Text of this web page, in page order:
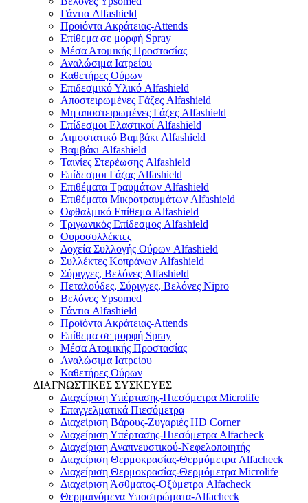
Γάντια Alfashield
Προϊόντα Ακράτειας-Attends
Επίθεμα σε μορφή Spray
Μέσα Ατομικής Προστασίας
Αναλώσιμα Ιατρείου
Καθετήρες Ούρων
Επιδεσμικό Υλικό Alfashield
Αποστειρωμένες Γάζες Alfashield
Μη αποστειρωμένες Γάζες Alfashield
Επίδεσμοι Ελαστικοί Alfashield
Αιμοστατικό Βαμβάκι Alfashield
Βαμβάκι Alfashield
Ταινίες Στερέωσης Alfashield
Επίδεσμοι Γάζας Alfashield
Επιθέματα Τραυμάτων Alfashield
Επιθέματα Μικροτραυμάτων Alfashield
Οφθαλμικό Eπίθεμα Alfashield
Τριγωνικός Επίδεσμος Alfashield
Ουροσυλλέκτες
Δοχεία Συλλογής Ούρων Alfashield
Συλλέκτες Κοπράνων Alfashield
Σύριγγες, Βελόνες Alfashield
Πεταλούδες, Σύριγγες, Βελόνες Nipro
Βελόνες Ypsomed
Γάντια Alfashield
Προϊόντα Ακράτειας-Attends
Επίθεμα σε μορφή Spray
Μέσα Ατομικής Προστασίας
Αναλώσιμα Ιατρείου
Καθετήρες Ούρων
ΔΙΑΓΝΩΣΤΙΚΕΣ ΣΥΣΚΕΥΕΣ
Διαχείριση Υπέρτασης-Πιεσόμετρα Microlife
Επαγγελματικά Πιεσόμετρα
Διαχείριση Βάρους-Ζυγαριές HD Corner
Διαχείριση Υπέρτασης-Πιεσόμετρα Alfacheck
Διαχείριση Αναπνευστικού-Νεφελοποιητής
Διαχείριση Θερμοκρασίας-Θερμόμετρα Alfacheck
Διαχείριση Θερμοκρασίας-Θερμόμετρα Microlife
Διαχείριση Άσθματος-Οξύμετρα Alfacheck
Θερμαινόμενα Υποστρώματα-Alfacheck